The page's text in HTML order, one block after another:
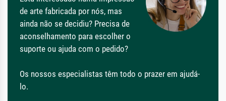
de arte fabricada por nós, mas
ainda não se decidiu? Precisa de
aconselhamento para escolher o
suporte ou ajuda com o pedido?
Os nossos especialistas têm todo o prazer em ajudá-
lo.